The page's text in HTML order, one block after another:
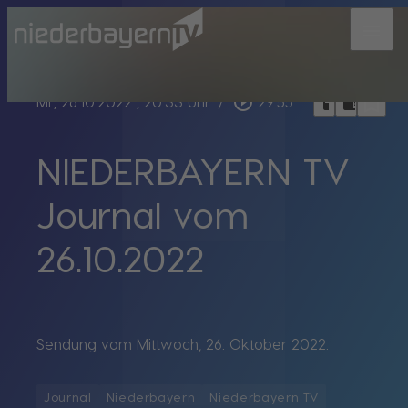
Mi., 26.10.2022 , 20:33 Uhr / play_circle_outline 29:55 headphoneschrome_reader_modebookmark_border
NIEDERBAYERN TV
Journal vom
26.10.2022
Sendung vom Mittwoch, 26. Oktober 2022.
Journal Niederbayern
Niederbayern TV